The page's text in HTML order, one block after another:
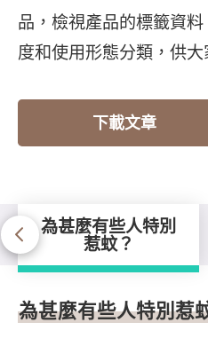
品，檢視產品的標籤資
度和使用形態分類，供大
下載文章
為甚麼有些人特別
惹蚊？
為甚麼有些人特
為甚麼有些人特別惹